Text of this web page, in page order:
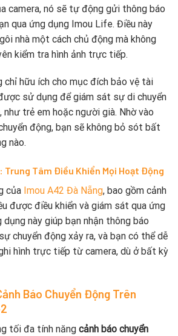
camera, nó sẽ tự động gửi thông báo
qua ứng dụng Imou Life. Điều này
nhà một cách chủ động mà không
kiểm tra hình ảnh trực tiếp.
chỉ hữu ích cho mục đích bảo vệ tài
sử dụng để giám sát sự di chuyển
như trẻ em hoặc người già. Nhờ vào
động, bạn sẽ không bỏ sót bất
nào.
Trung Tâm Điều Khiển Mọi Hoạt Động
của Imou A42 Đà Nẵng, bao gồm cảnh
được điều khiển và giám sát qua ứng
này giúp bạn nhận thông báo
chuyển động xảy ra, và bạn có thể dễ
hình trực tiếp từ camera, dù ở bất kỳ
Báo Chuyển Động Trên
tối đa tính năng cảnh báo chuyển